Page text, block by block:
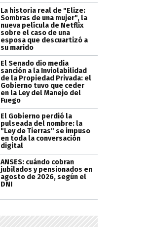
La historia real de "Elize:
Sombras de una mujer", la
nueva película de Netflix
sobre el caso de una
esposa que descuartizó a
su marido
El Senado dio media
sanción a la Inviolabilidad
de la Propiedad Privada: el
Gobierno tuvo que ceder
en la Ley del Manejo del
Fuego
El Gobierno perdió la
pulseada del nombre: la
"Ley de Tierras" se impuso
en toda la conversación
digital
ANSES: cuándo cobran
jubilados y pensionados en
agosto de 2026, según el
DNI